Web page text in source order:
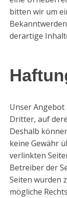
bitten wir um
derartige
Unser
Dritter, auf
Deshalb
keine Gewähr
verlinkten
Betreiber der
Seiten wurden
mögliche